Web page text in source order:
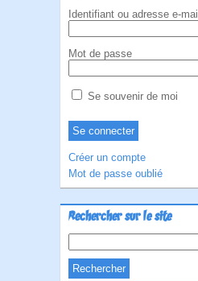
Identifiant ou adresse e-mail
Mot de passe
Se souvenir de moi
Créer un compte
Mot de passe oublié
Rechercher sur le site